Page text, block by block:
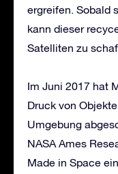
ergreifen. Sobald
kann dieser
Satelliten zu
Im Juni 2017 hat
Druck von
Umgebung
NASA Ames
Made in Space